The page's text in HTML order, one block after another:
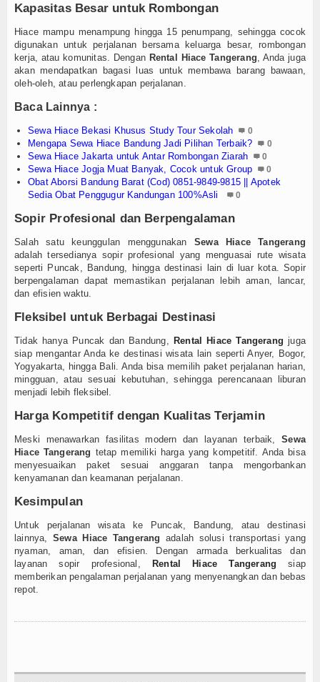
Kapasitas Besar untuk Rombongan
Hiace mampu menampung hingga 15 penumpang, sehingga cocok
digunakan untuk perjalanan bersama keluarga besar, rombongan
kerja, atau komunitas. Dengan Rental Hiace Tangerang , Anda juga
akan mendapatkan bagasi luas untuk membawa barang bawaan,
oleh-oleh, atau perlengkapan perjalanan.
Baca Lainnya :
Sewa Hiace Bekasi Khusus Study Tour Sekolah 0
Mengapa Sewa Hiace Bandung Jadi Pilihan Terbaik? 0
Sewa Hiace Jakarta untuk Antar Rombongan Ziarah 0
Sewa Hiace Jogja Muat Banyak, Cocok untuk Group 0
Obat Aborsi Bandung Barat (Cod) 0851-9849-9815 || Apotek
Sedia Obat Penggugur Kandungan 100%Asli
0
Sopir Profesional dan Berpengalaman
Salah satu keunggulan menggunakan Sewa Hiace Tangerang
adalah tersedianya sopir profesional yang menguasai rute wisata
seperti Puncak, Bandung, hingga destinasi lain di luar kota. Sopir
berpengalaman dapat memastikan perjalanan lebih aman, lancar,
dan efisien waktu.
Fleksibel untuk Berbagai Destinasi
Tidak hanya Puncak dan Bandung, Rental Hiace Tangerang juga
siap mengantar Anda ke destinasi wisata lain seperti Anyer, Bogor,
Yogyakarta, hingga Bali. Anda bisa memilih paket perjalanan harian,
mingguan, atau sesuai kebutuhan, sehingga perencanaan liburan
menjadi lebih fleksibel.
Harga Kompetitif dengan Kualitas Terjamin
Meski menawarkan fasilitas modern dan layanan terbaik,Sewa
Hiace Tangerang tetap memiliki harga yang kompetitif. Anda bisa
menyesuaikan paket sesuai anggaran tanpa mengorbankan
kenyamanan dan keamanan perjalanan.
Kesimpulan
Untuk perjalanan wisata ke Puncak, Bandung, atau destinasi
lainnya,Sewa Hiace Tangerang adalah solusi transportasi yang
nyaman, aman, dan efisien. Dengan armada berkualitas dan
layanan sopir profesional, Rental Hiace Tangerang siap
memberikan pengalaman perjalanan yang menyenangkan dan bebas
repot.